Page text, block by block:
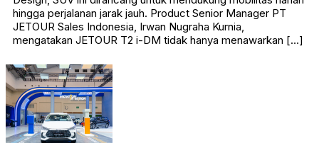
hingga perjalanan jarak jauh. Product Senior Manager PT
JETOUR Sales Indonesia, Irwan Nugraha Kurnia,
mengatakan JETOUR T2 i-DM tidak hanya menawarkan […]